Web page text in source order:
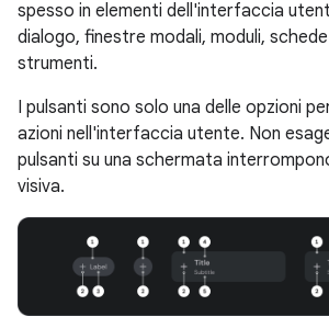
spesso in elementi dell'interfaccia
dialogo, finestre modali, moduli,
strumenti.
I pulsanti sono solo una delle opzioni
azioni nell'interfaccia utente. Non
pulsanti su una schermata
visiva.